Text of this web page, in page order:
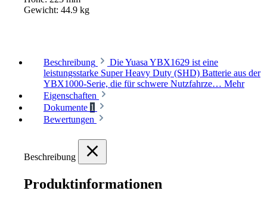
Gewicht: 44.9 kg
Beschreibung
Die Yuasa YBX1629 ist eine
leistungsstarke Super Heavy Duty (SHD) Batterie aus der
YBX1000-Serie, die für schwere Nutzfahrze… Mehr
Eigenschaften
Dokumente 1
Bewertungen
Beschreibung
Produktinformationen